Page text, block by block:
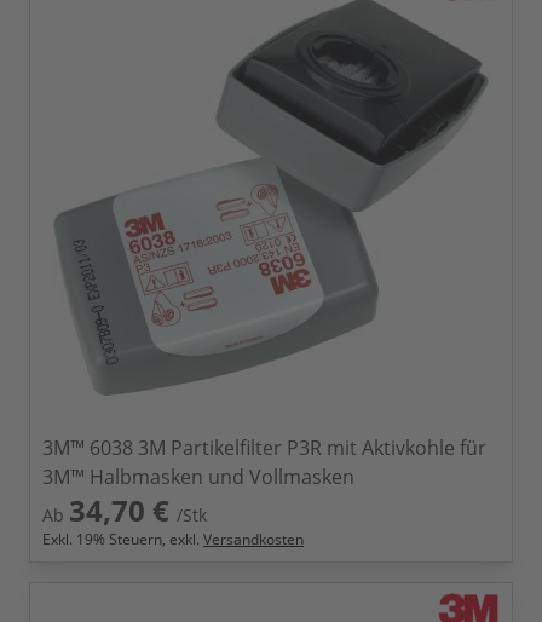
3M™ 6038 3M Partikelfilter P3R mit Aktivkohle für
3M™ Halbmasken und Vollmasken
Ab 34,70 € /Stk
Exkl. 19% Steuern, exkl. Versandkosten